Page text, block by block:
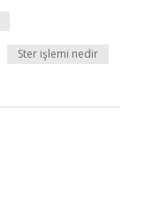
Ster işlemi nedir